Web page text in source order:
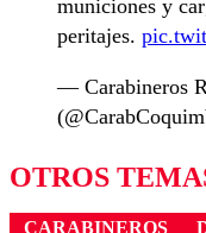
municiones y
peritajes.
— Carabineros
OTROS
CARABINEROS